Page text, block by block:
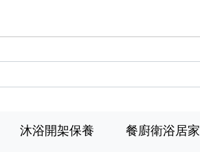
沐浴開架保養 餐廚衛浴居家